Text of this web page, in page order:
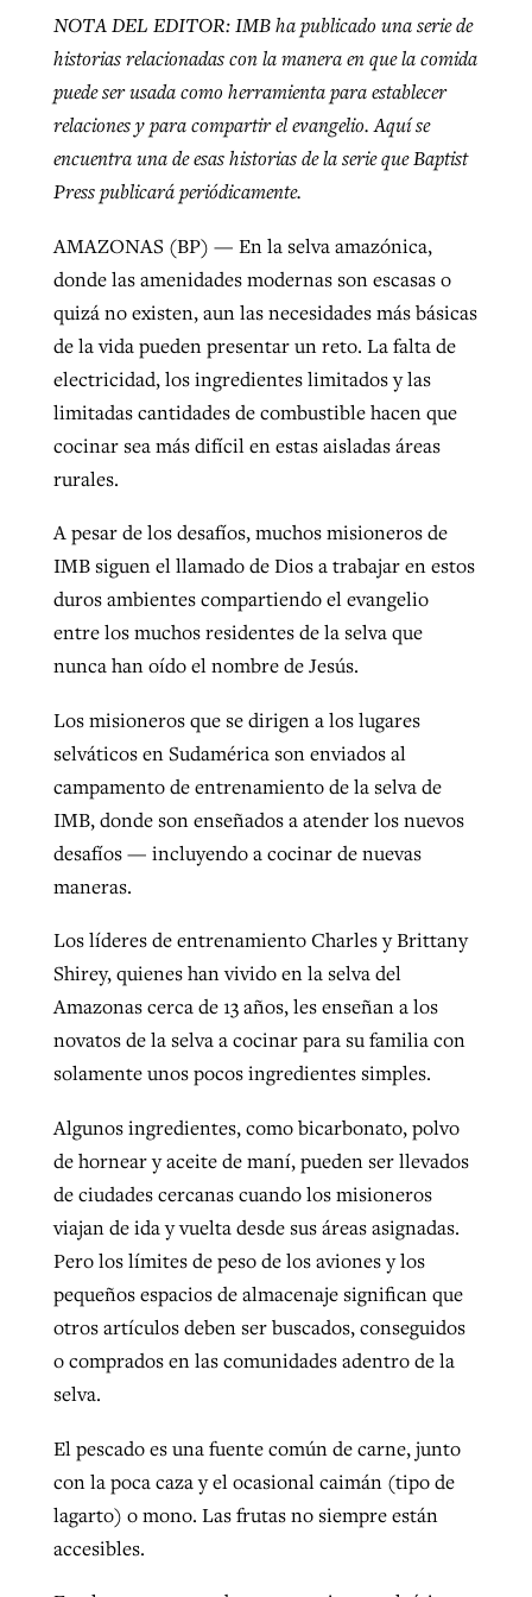
NOTA DEL EDITOR: IMB ha publicado una serie de
historias relacionadas con la manera en que la comida
puede ser usada como herramienta para establecer
relaciones y para compartir el evangelio. Aquí se
encuentra una de esas historias de la serie que Baptist
Press publicará periódicamente.
AMAZONAS (BP) — En la selva amazónica,
donde las amenidades modernas son escasas o
quizá no existen, aun las necesidades más básicas
de la vida pueden presentar un reto. La falta de
electricidad, los ingredientes limitados y las
limitadas cantidades de combustible hacen que
cocinar sea más difícil en estas aisladas áreas
rurales.
A pesar de los desafíos, muchos misioneros de
IMB siguen el llamado de Dios a trabajar en estos
duros ambientes compartiendo el evangelio
entre los muchos residentes de la selva que
nunca han oído el nombre de Jesús.
Los misioneros que se dirigen a los lugares
selváticos en Sudamérica son enviados al
campamento de entrenamiento de la selva de
IMB, donde son enseñados a atender los nuevos
desafíos — incluyendo a cocinar de nuevas
maneras.
Los líderes de entrenamiento Charles y Brittany
Shirey, quienes han vivido en la selva del
Amazonas cerca de 13 años, les enseñan a los
novatos de la selva a cocinar para su familia con
solamente unos pocos ingredientes simples.
Algunos ingredientes, como bicarbonato, polvo
de hornear y aceite de maní, pueden ser llevados
de ciudades cercanas cuando los misioneros
viajan de ida y vuelta desde sus áreas asignadas.
Pero los límites de peso de los aviones y los
pequeños espacios de almacenaje significan que
otros artículos deben ser buscados, conseguidos
o comprados en las comunidades adentro de la
selva.
El pescado es una fuente común de carne, junto
con la poca caza y el ocasional caimán (tipo de
lagarto) o mono. Las frutas no siempre están
accesibles.
GuideStone warns members about
growing ‘Phantom Hacker’ scam
ByRoy Hayhurst, postedAugust 6, 2026
Post-COVID Perspective: Pandemic
catalyzes churches to cast
evangelistic net with online services
READ MORE
Nolan’s ‘The Odyssey’ misses in key
areas, says Southeastern professor
READ MORE
Jewish foundation fighting to launch
first religious charter school in nation
Diana Chandler, postedAugust 6, 2026